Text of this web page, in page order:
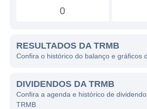
0
RESULTADOS DA TRMB
Confira o histórico do balanço e gráficos
DIVIDENDOS DA TRMB
Confira a agenda e histórico de
TRMB